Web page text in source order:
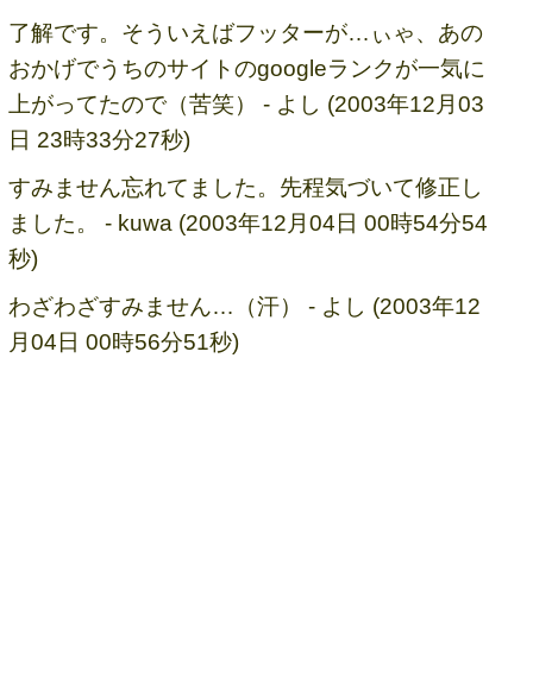
了解です。そういえばフッターが…ぃゃ、あの
おかげでうちのサイトのgoogleランクが一気に
上がってたので（苦笑） - よし (2003年12月03
日 23時33分27秒)
すみません忘れてました。先程気づいて修正し
ました。 - kuwa (2003年12月04日 00時54分54
秒)
わざわざすみません…（汗） - よし (2003年12
月04日 00時56分51秒)